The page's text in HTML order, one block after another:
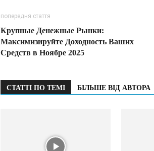
попередня стаття
Крупные Денежные Рынки:
Максимизируйте Доходность Ваших
Средств в Ноябре 2025
СТАТТІ ПО ТЕМІ БІЛЬШЕ ВІД АВТОРА